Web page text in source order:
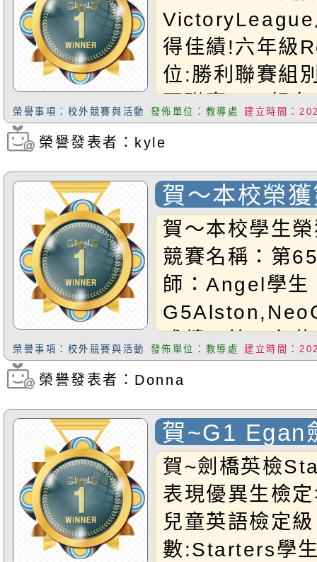
賽 奪得佳績!
VictoryLeague
得佳績!六年級
位:勝利聯賽組
軍聯賽U12組
禧得獎的同學！
榮譽事項：校外競賽與活動 發佈單位：教導處 建立時間：
瀏覽次數：656
榮譽發表者：kyle
賀～本校榮
三名
賀～本校學生
競賽名稱：第
師：Angel學生
成績：第三名
榮譽事項：校外競賽與活動 發佈單位：教導處 建立時間：
瀏覽次數：442
榮譽發表者：Donna
賀~G1 Egan
Starters考試
賀~劍橋英檢
表現優異生檢
兒童英語檢定級
數:Starters學